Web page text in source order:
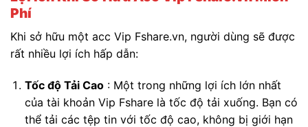
Phí
Khi sở hữu một acc Vip Fshare.vn, người dùng sẽ được
rất nhiều lợi ích hấp dẫn:
Tốc độ Tải Cao: Một trong những lợi ích lớn nhất
của tài khoản Vip Fshare là tốc độ tải xuống. Bạn có
thể tải các tệp tin với tốc độ cao, không bị giới hạn